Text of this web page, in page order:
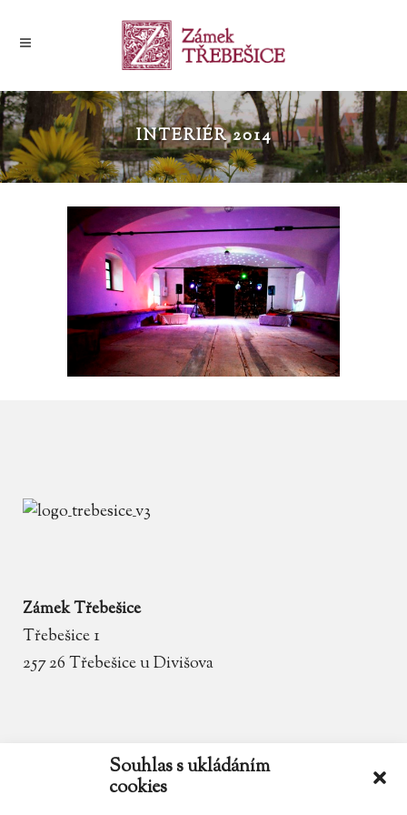
Souhlas s ukládáním
cookies
INTERIÉR 2014
Zámek Třebešice
Třebešice 1
257 26 Třebešice u Divišova
zamek.trebesice@volny.cz
602 354 467